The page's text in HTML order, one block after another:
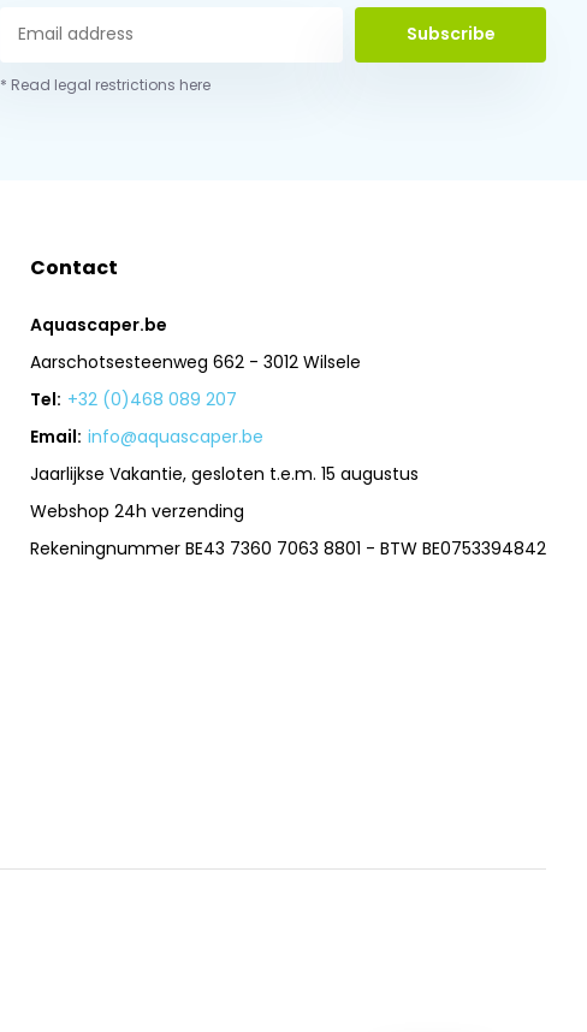
Subscribe
* Read legal restrictions here
Contact
Aquascaper.be
Aarschotsesteenweg 662 - 3012 Wilsele
Tel: +32 (0)468 089 207
Email: info@aquascaper.be
Jaarlijkse Vakantie, gesloten t.e.m. 15 augustus
Webshop 24h verzending
Rekeningnummer BE43 7360 7063 8801 - BTW BE0753394842